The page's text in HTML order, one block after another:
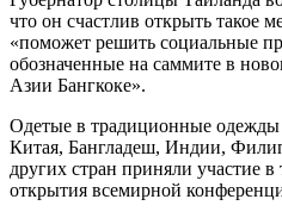
что он счастлив открыть такое
«поможет решить социальные
обозначенные на саммите в
Азии Бангкоке».
Одетые в традиционные
Китая, Бангладеш, Индии,
других стран приняли участие
открытия всемирной